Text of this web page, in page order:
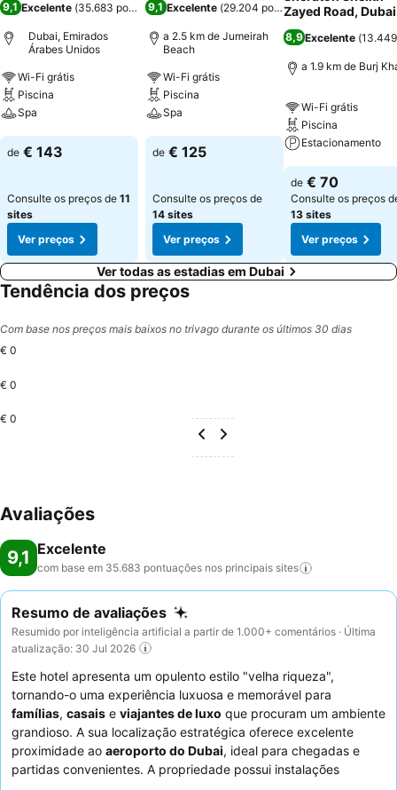
9,1 Excelente (35.683 pontuações)
Dubai, Emirados
Árabes Unidos
Wi-Fi grátis
Piscina
Spa
Ver preços
de € 143
Consulte os preços de 11
sites
Ver preços
9,1 Excelente (29.204 pontuações )
a 2.5 km de Jumeirah
Beach
Wi-Fi grátis
Piscina
Spa
Ver preços
de € 125
Consulte os preços de
14 sites
Ver preços
Zayed Road, Dubai
8,9Excelente (
a 1.9 km de Burj
Wi-Fi grátis
Piscina
Estacionamento
Ver preços
de € 70
Consulte os preços
13 sites
Ver preços
Ver todas as estadias em Dubai
Tendência dos preços
Com base nos preços mais baixos no trivago durante os últimos 30 dias
€ 0
€ 0
€ 0
Avaliações
9,1 Excelente
com base em 35.683 pontuações nos principais sites
Resumo de avaliações
Resumido por inteligência artificial a partir de 1.000+ comentários · Última
atualização: 30 Jul 2026
Este hotel apresenta um opulento estilo "velha riqueza",
tornando-o uma experiência luxuosa e memorável para
famílias, casais e viajantes de luxo que procuram um ambiente
grandioso. A sua localização estratégica oferece excelente
proximidade ao aeroporto do Dubai, ideal para chegadas e
partidas convenientes. A propriedade possui instalações